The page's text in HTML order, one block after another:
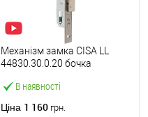
В наявності
Механізм замка CISA LL
44830.30.0.20 бочка
нержавіюча сталь
Ціна 1 160 грн.